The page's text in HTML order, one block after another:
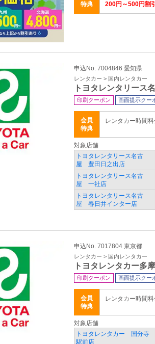
特典
200円～500円割引
申込No. 7004846 愛知県
レンタカー > 国内レンタカー
トヨタレンタリース
印刷クーポン 画面提示クー
会員
特典
レンタカー時間料
対象店舗
トヨタレンタリース名古
屋 豊田日之出店
トヨタレンタリース名古
屋 一社店
トヨタレンタリース名古
屋 春日井インター店
申込No. 7017804 東京都
レンタカー > 国内レンタカー
トヨタレンタカー多摩
印刷クーポン 画面提示クー
会員
特典
レンタカー時間料
対象店舗
トヨタレンタカー 国分寺
駅前店